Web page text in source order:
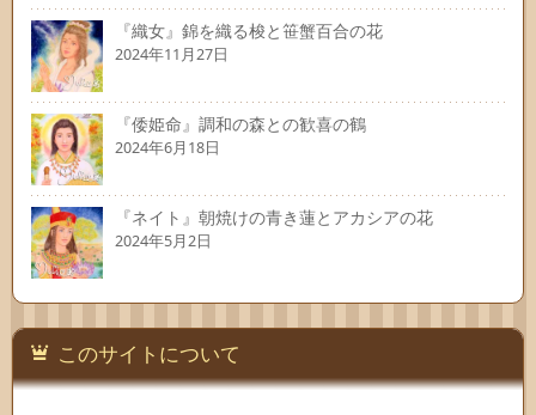
『織女』錦を織る梭と笹蟹百合の花
2024年11月27日
『倭姫命』調和の森との歓喜の鶴
2024年6月18日
『ネイト』朝焼けの青き蓮とアカシアの花
2024年5月2日
このサイトについて